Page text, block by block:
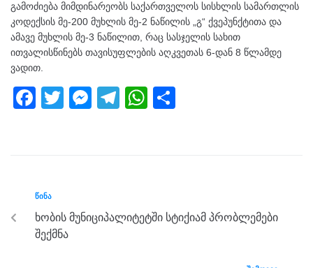
გამოძიება მიმდინარეობს საქართველოს სისხლის სამართლის
კოდექსის მე-200 მუხლის მე-2 ნაწილის „გ“ ქვეპუნქტითა და
ამავე მუხლის მე-3 ნაწილით, რაც სასჯელის სახით
ითვალისწინებს თავისუფლების აღკვეთას 6-დან 8 წლამდე
ვადით.
F
b
o
o
T
M
g
er
T
m
W
p
p
ᲬᲘᲜᲐ
ხობის მუნიციპალიტეტში სტიქიამ პრობლემები
შექმნა